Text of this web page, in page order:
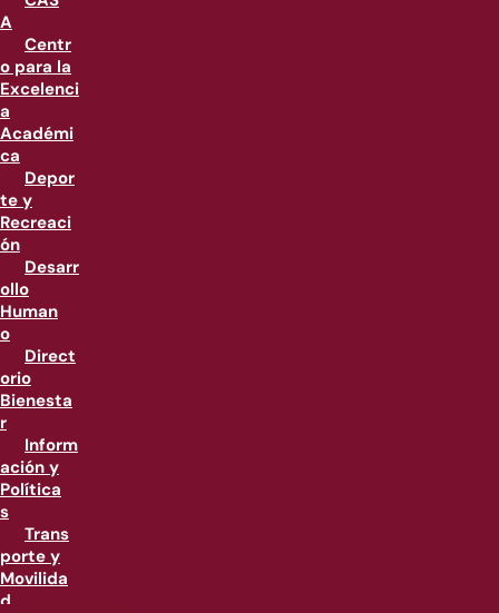
A
Centr
o para la
Excelenci
a
Académi
ca
Depor
te y
Recreaci
ón
Desarr
ollo
Human
o
Direct
orio
Bienesta
r
Inform
ación y
Política
s
Trans
porte y
Movilida
d